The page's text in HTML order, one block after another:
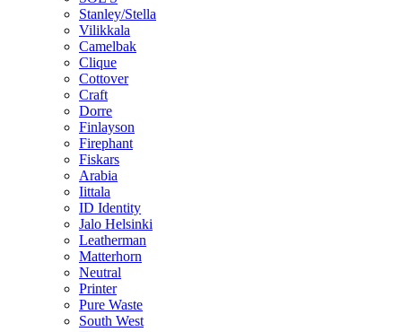
Stanley/Stella
Vilikkala
Camelbak
Clique
Cottover
Craft
Dorre
Finlayson
Firephant
Fiskars
Arabia
Iittala
ID Identity
Jalo Helsinki
Leatherman
Matterhorn
Neutral
Printer
Pure Waste
South West